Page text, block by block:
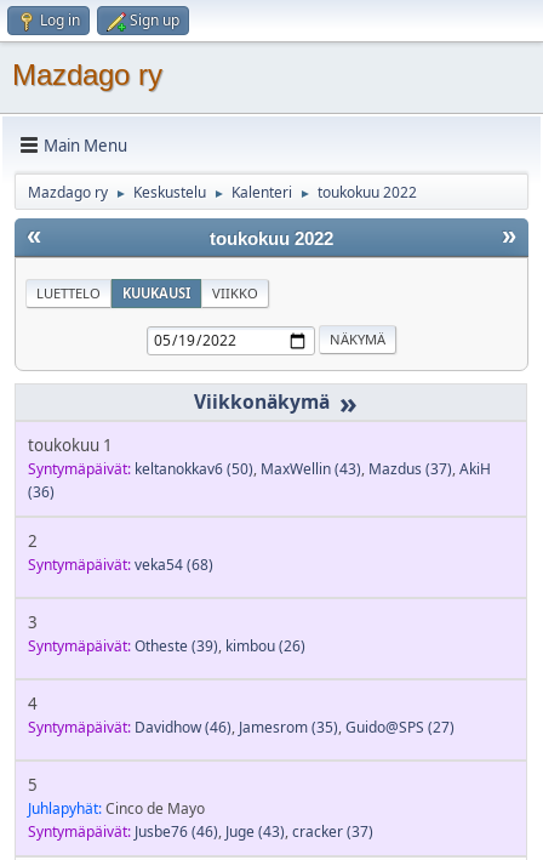
Log in Sign up
Mazdago ry
Main Menu
Mazdago ry ► Keskustelu ► Kalenteri ► toukokuu 2022
« »
toukokuu 2022
LUETTELO KUUKAUSI VIIKKO
»
toukokuu 1
Syntymäpäivät: keltanokkav6(50), MaxWellin(43), Mazdus (37),AkiH
(36)
2
Syntymäpäivät:veka54(68)
3
Syntymäpäivät:Otheste(39), kimbou(26)
4
Syntymäpäivät: Davidhow(46), Jamesrom(35),Guido@SPS (27)
5
Juhlapyhät:Cinco de Mayo
Syntymäpäivät: Jusbe76(46), Juge(43),cracker(37)